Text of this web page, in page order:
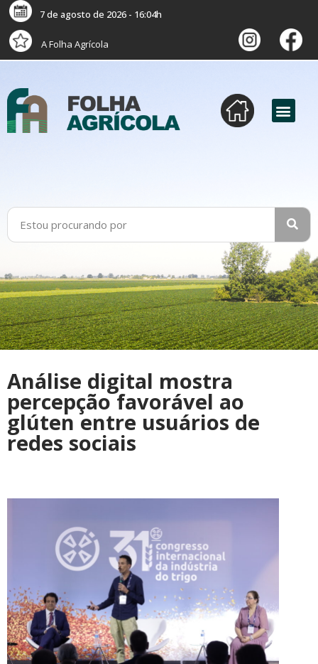
7 de agosto de 2026 - 16:04h
A Folha Agrícola
Análise digital mostra
percepção favorável ao
glúten entre usuários de
redes sociais